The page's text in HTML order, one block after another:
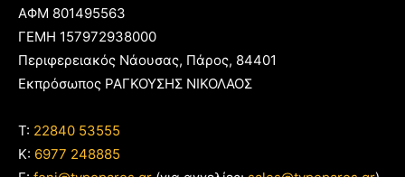
ΑΦΜ 801495563
ΓΕΜΗ 157972938000
Περιφερειακός Νάουσας, Πάρος, 84401
Εκπρόσωπος ΡΑΓΚΟΥΣΗΣ ΝΙΚΟΛΑΟΣ
T: 22840 53555
Κ: 6977 248885